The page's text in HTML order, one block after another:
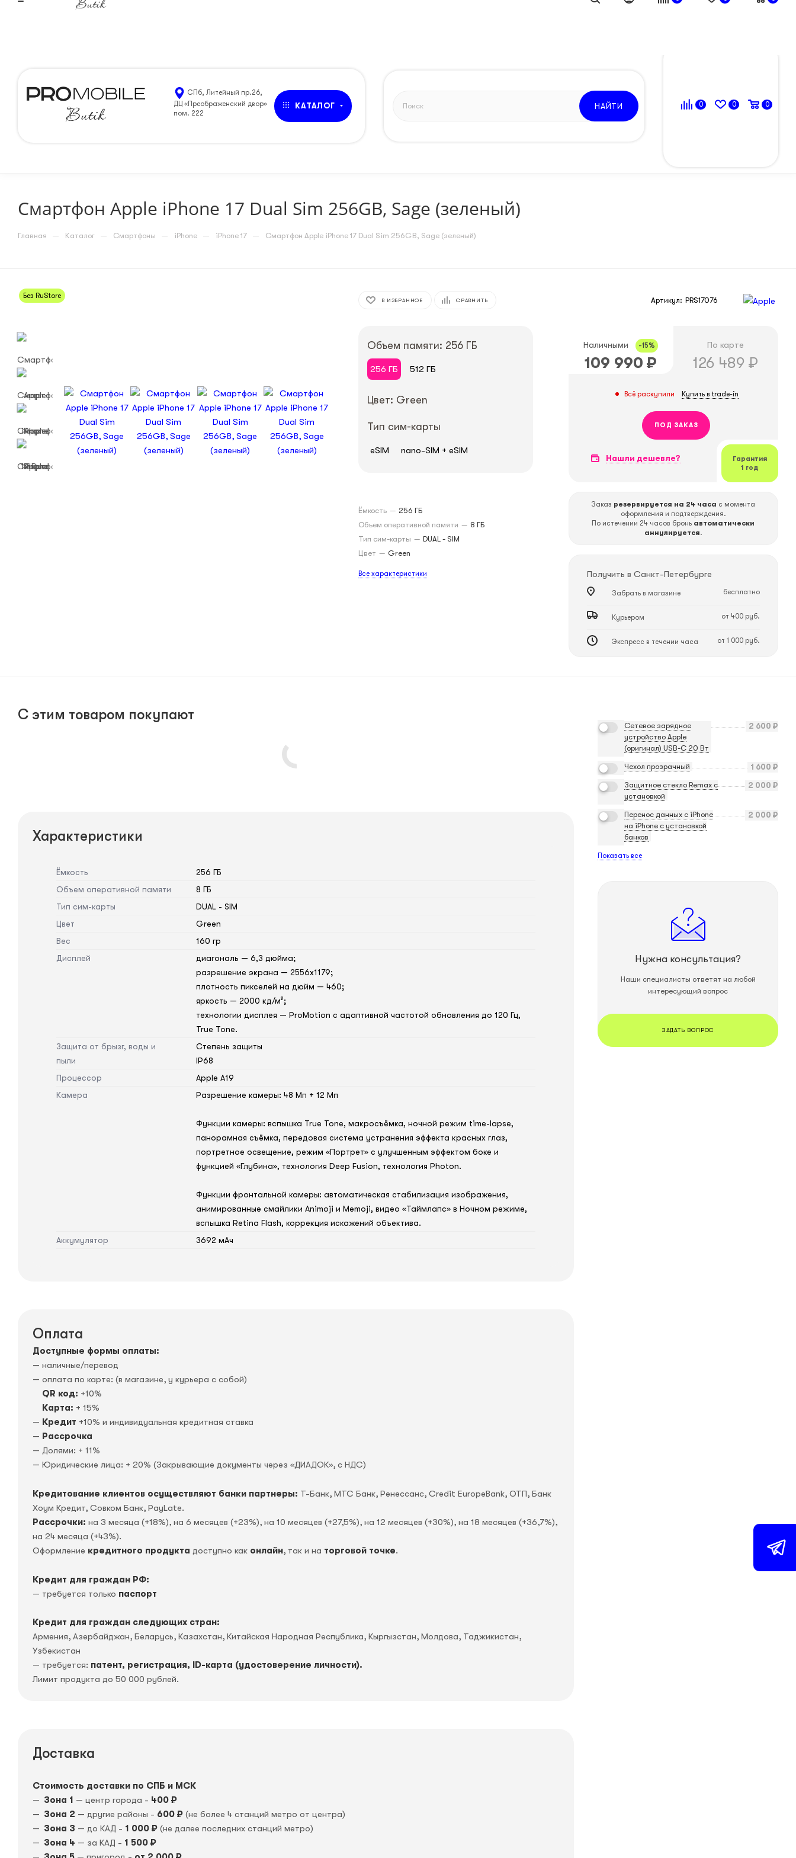
СПб, Литейный пр.26,
ДЦ «Преображенский двор»
пом. 222
КАТАЛОГ НАЙТИ 0 0 0
Смартфон Apple iPhone 17 Dual Sim 256GB, Sage (зеленый)
Главная — Каталог — Смартфоны — iPhone — iPhone 17 — Смартфон Apple iPhone 17 Dual Sim 256GB, Sage (зеленый)
Без RuStore
В ИЗБРАННОЕ СРАВНИТЬ Артикул: PRS17076
Объем памяти: 256 ГБ
256 ГБ 512 ГБ
Цвет: Green
Тип сим-карты
eSIM nano-SIM + eSIM
Ёмкость — 256 ГБ
Объем оперативной памяти — 8 ГБ
Тип сим-карты — DUAL - SIM
Цвет — Green
Все характеристики
Наличными -15%
109 990 ₽
По карте
126 489 ₽
Всё раскупили Купить в trade-in
ПОД ЗАКАЗ
Нашли дешевле?
Гарантия
1 год
Заказ резервируется на 24 часа с момента
оформления и подтверждения.
По истечении 24 часов бронь автоматически
аннулируется.
Получить в Санкт-Петербурге
Забрать в магазине бесплатно
Курьером от 400 руб.
Экспресс в течении часа от 1 000 руб.
С этим товаром покупают
Характеристики
Ёмкость
256 ГБ
Объем оперативной памяти
8 ГБ
Тип сим-карты
DUAL - SIM
Цвет
Green
Вес
160 гр
Дисплей
диагональ — 6,3 дюйма;
разрешение экрана — 2556x1179;
плотность пикселей на дюйм — 460;
яркость — 2000 кд/м²;
технологии дисплея — ProMotion с адаптивной частотой обновления до 120 Гц,
True Tone.
Защита от брызг, воды и
пыли
Степень защиты
IP68
Процессор
Apple A19
Камера
Разрешение камеры: 48 Мп + 12 Мп
Функции камеры: вспышка True Tone, макросъёмка, ночной режим time-lapse,
панорамная съёмка, передовая система устранения эффекта красных глаз,
портретное освещение, режим «Портрет» с улучшенным эффектом боке и
функцией «Глубина», технология Deep Fusion, технология Photon.
Функции фронтальной камеры: автоматическая стабилизация изображения,
анимированные смайлики Animoji и Memoji, видео «Таймлапс» в Ночном режиме,
вспышка Retina Flash, коррекция искажений объектива.
Аккумулятор
3692 мАч
Оплата
Доступные формы оплаты:
— наличные/перевод
— оплата по карте: (в магазине, у курьера с собой)
QR код: +10%
Карта: + 15%
— Кредит +10% и индивидуальная кредитная ставка
— Рассрочка
— Долями: + 11%
— Юридические лица: + 20% (Закрывающие документы через «ДИАДОК», c НДС)
Кредитование клиентов осуществляют банки партнеры: Т-Банк, МТС Банк, Ренессанс, Credit EuropeBank, OTП, Банк
Хоум Кредит, Совком Банк, PayLate.
Рассрочки: на 3 месяца (+18%), на 6 месяцев (+23%), на 10 месяцев (+27,5%), на 12 месяцев (+30%), на 18 месяцев (+36,7%),
на 24 месяца (+43%).
Оформление кредитного продукта доступно как онлайн, так и на торговой точке.
Кредит для граждан РФ:
— требуется только паспорт
Кредит для граждан следующих стран:
Армения, Азербайджан, Беларусь, Казахстан, Китайская Народная Республика, Кыргызстан, Молдова, Таджикистан,
Узбекистан
— требуется: патент, регистрация, ID-карта (удостоверение личности).
Лимит продукта до 50 000 рублей.
Доставка
Стоимость доставки по СПБ и МСК
Зона 1 — центр города - 400 ₽
Зона 2 — другие районы - 600 ₽ (не более 4 станций метро от центра)
Зона 3 — до КАД - 1 000 ₽ (не далее последних станций метро)
Зона 4 — за КАД - 1 500 ₽
Сетевое зарядное
устройство Apple
(оригинал) USB-C 20 Вт
2 600 ₽
Чехол прозрачный 1 600 ₽
Защитное стекло Remax с
установкой
2 000 ₽
Перенос данных с iPhone
на iPhone с установкой
банков
2 000 ₽
Показать все
Нужна консультация?
Наши специалисты ответят на любой
интересующий вопрос
ЗАДАТЬ ВОПРОС